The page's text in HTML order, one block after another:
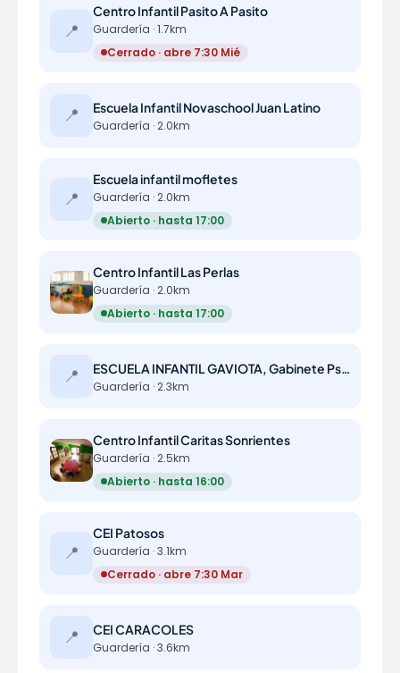
📍
Centro Infantil Pasito A Pasito
Guardería · 1.7km
Cerrado · abre 7:30 Mié
📍 Escuela Infantil Novaschool Juan Latino
Guardería · 2.0km
📍
Escuela infantil mofletes
Guardería · 2.0km
Abierto · hasta 17:00
Centro Infantil Las Perlas
Guardería · 2.0km
Abierto · hasta 17:00
📍 Guardería · 2.3km
Centro Infantil Caritas Sonrientes
Guardería · 2.5km
Abierto · hasta 16:00
📍
CEI Patosos
Guardería · 3.1km
Cerrado · abre 7:30 Mar
📍 CEI CARACOLES
Guardería · 3.6km